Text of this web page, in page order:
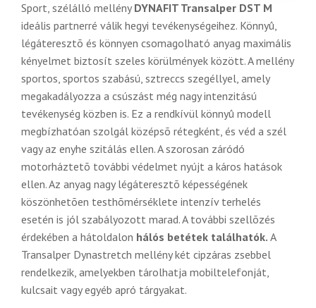
Sport, szélálló mellény DYNAFIT Transalper DST M
ideális partnerré válik hegyi tevékenységeihez. Könnyû,
légáteresztõ és könnyen csomagolható anyag maximális
kényelmet biztosít szeles körülmények között. A mellény
sportos, sportos szabású, sztreccs szegéllyel, amely
megakadályozza a csúszást még nagy intenzitású
tevékenység közben is. Ez a rendkívül könnyû modell
megbízhatóan szolgál középsõ rétegként, és véd a szél
vagy az enyhe szitálás ellen. A szorosan záródó
motorháztetõ további védelmet nyújt a káros hatások
ellen. Az anyag nagy légáteresztõ képességének
köszönhetõen testhõmérséklete intenzív terhelés
esetén is jól szabályozott marad. A további szellõzés
érdekében a hátoldalon hálós betétek találhatók. A
Transalper Dynastretch mellény két cipzáras zsebbel
rendelkezik, amelyekben tárolhatja mobiltelefonját,
kulcsait vagy egyéb apró tárgyakat.